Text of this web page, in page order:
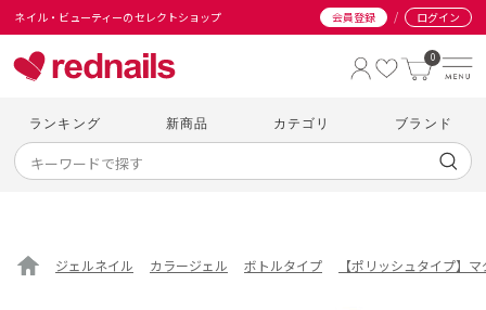
ネイル・ビューティーのセレクトショップ 会員登録 / ログイン
0
ランキング 新商品 カテゴリ ブランド
ジェルネイル カラージェル ボトルタイプ 【ポリッシュタイプ】